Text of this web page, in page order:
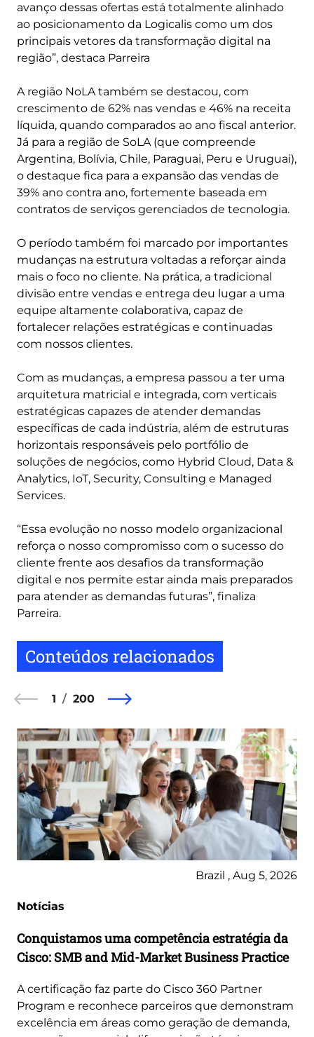
avanço dessas ofertas está totalmente alinhado
ao posicionamento da Logicalis como um dos
principais vetores da transformação digital na
região”, destaca Parreira
A região NoLA também se destacou, com
crescimento de 62% nas vendas e 46% na receita
líquida, quando comparados ao ano fiscal anterior.
Já para a região de SoLA (que compreende
Argentina, Bolívia, Chile, Paraguai, Peru e Uruguai),
o destaque fica para a expansão das vendas de
39% ano contra ano, fortemente baseada em
contratos de serviços gerenciados de tecnologia.
O período também foi marcado por importantes
mudanças na estrutura voltadas a reforçar ainda
mais o foco no cliente. Na prática, a tradicional
divisão entre vendas e entrega deu lugar a uma
equipe altamente colaborativa, capaz de
fortalecer relações estratégicas e continuadas
com nossos clientes.
Com as mudanças, a empresa passou a ter uma
arquitetura matricial e integrada, com verticais
estratégicas capazes de atender demandas
específicas de cada indústria, além de estruturas
horizontais responsáveis pelo portfólio de
soluções de negócios, como Hybrid Cloud, Data &
Analytics, IoT, Security, Consulting e Managed
Services.
“Essa evolução no nosso modelo organizacional
reforça o nosso compromisso com o sucesso do
cliente frente aos desafios da transformação
digital e nos permite estar ainda mais preparados
para atender as demandas futuras”, finaliza
Parreira.
Conteúdos relacionados
1 200
Brazil , Aug 5, 2026
Notícias
Conquistamos uma competência estratégia da
Cisco: SMB and Mid-Market Business Practice
A certificação faz parte do Cisco 360 Partner
Program e reconhece parceiros que demonstram
excelência em áreas como geração de demanda,